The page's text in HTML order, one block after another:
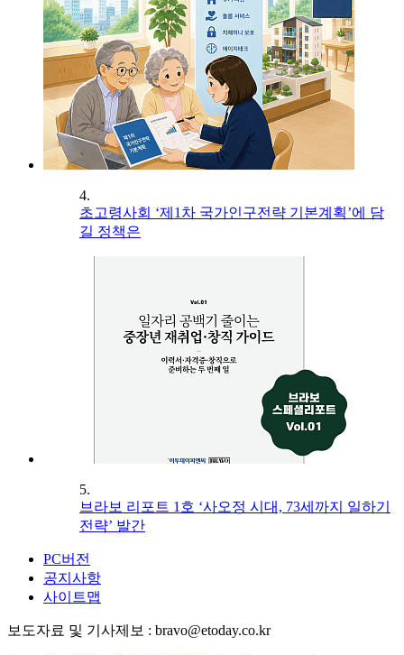
4.
초고령사회 ‘제1차 국가인구전략 기본계획’에 담
길 정책은
5.
브라보 리포트 1호 ‘사오정 시대, 73세까지 일하기
전략’ 발간
PC버전
공지사항
사이트맵
보도자료 및 기사제보 : bravo@etoday.co.kr